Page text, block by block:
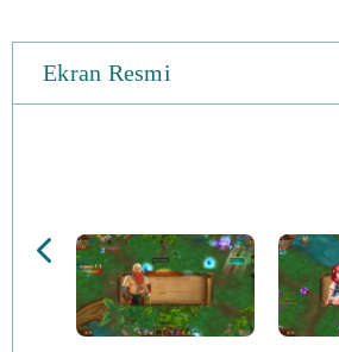
sınıf sunuyor. Bir sihirbaz, savaşçı
oynayabilirsiniz ve kullanılabilir tüm
bulursanız, özellikleriniz büyük
büyü, geliştirme veya faydalanma
gerçekleştirebilirsiniz. Canavarları
maceralara başlamak için çok zaman
Ekran Resmi